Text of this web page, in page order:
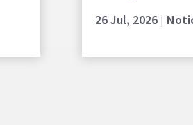
26 Jul, 2026|